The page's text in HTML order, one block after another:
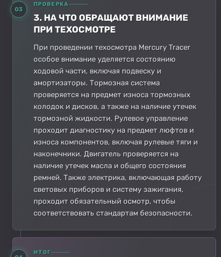
03
ПРОВЕРКА
3. НА ЧТО ОБРАЩАЮТ ВНИМАНИЕ
ПРИ ТЕХОСМОТРЕ
При проведении техосмотра Mercury Tracer
особое внимание уделяется состоянию
ходовой части, включая подвеску и
амортизаторы. Тормозная система
проверяется на предмет износа тормозных
колодок и дисков, а также на наличие утечек
тормозной жидкости. Рулевое управление
проходит диагностику на предмет люфтов и
износа компонентов, включая рулевые тяги и
наконечники. Двигатель проверяется на
наличие утечек масла и общего состояния
ремней. Также электрика, включающая работу
световых приборов и систему зажигания,
проходит обязательный осмотр, чтобы
соответствовать стандартам безопасности.
ИТОГ